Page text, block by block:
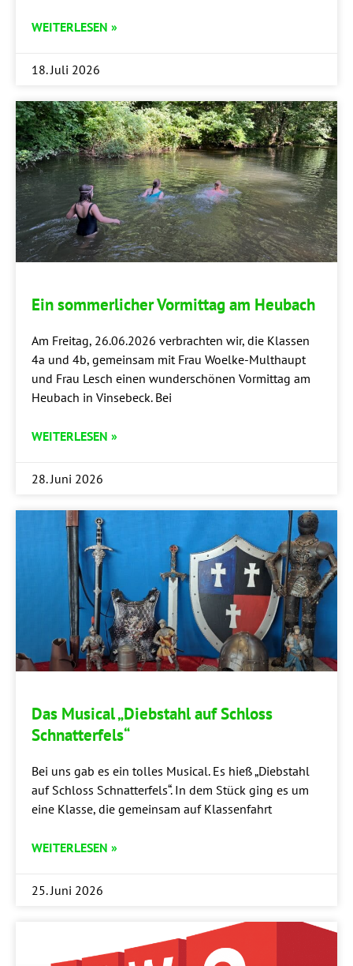
WEITERLESEN »
18. Juli 2026
Ein som­mer­li­cher Vor­mit­tag am Heubach
Am Frei­tag, 26.06.2026 ver­brach­ten wir, die Klas­sen
4a und 4b, gemein­sam mit Frau Woel­ke-Mul­t­haupt
und Frau Lesch einen wun­der­schö­nen Vor­mit­tag am
Heu­bach in Vin­se­beck. Bei
WEITERLESEN »
28. Juni 2026
Das Musi­cal „Dieb­stahl auf Schloss
Schnatterfels“
Bei uns gab es ein tol­les Musi­cal. Es hieß „Dieb­stahl
auf Schloss Schnat­ter­fels“. In dem Stück ging es um
eine Klas­se, die gemein­sam auf Klassenfahrt
WEITERLESEN »
25. Juni 2026